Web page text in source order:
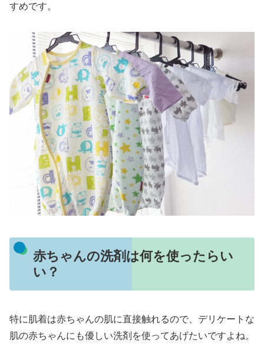
すめです。
赤ちゃんの洗剤は何を使ったらい
い？
特に肌着は赤ちゃんの肌に直接触れるので、デリケートな
肌の赤ちゃんにも優しい洗剤を使ってあげたいですよね。